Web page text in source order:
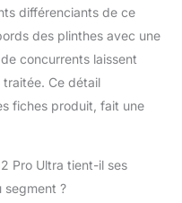
des deux
optimisé: La
nettoie en
et dans les
ce qui facilite
jamais
d'accès
de 16 000
différenciants de ce
des plinthes avec une
concurrents laissent
Ce détail
fiches produit, fait une
Pro Ultra tient-il ses
segment ?